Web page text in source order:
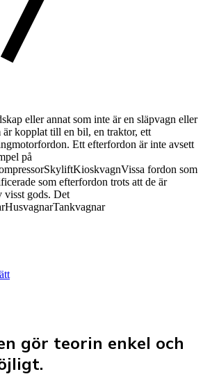
eller annat som inte är en släpvagn eller
är kopplat till en bil, en traktor, ett
Ett efterfordon är inte avsett
på
fordon som
som efterfordon trots att de är
visst gods. Det
gör teorin enkel och